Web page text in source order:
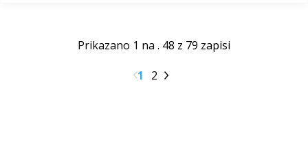
Prikazano 1 na . 48 z 79 zapisi
1
2